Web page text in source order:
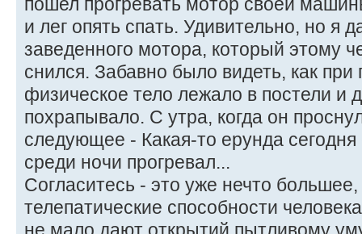
и лег опять спать. Удивительно, но я
заведенного мотора, который этому
снился. Забавно было видеть, как
физическое тело лежало в постели и
похрапывало. С утра, когда он
следующее - Какая-то ерунда
среди ночи прогревал...
Согласитесь - это уже нечто
телепатические способности